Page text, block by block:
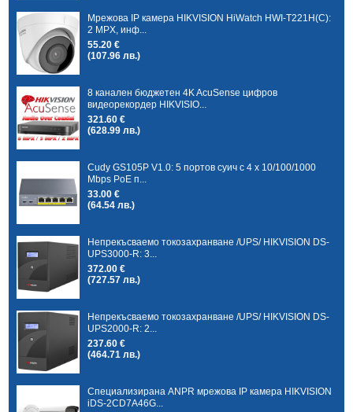
Мрежова IP камера HIKVISION HiWatch HWI-T221H(C):
2 MPX, инф...
55.20 €
(107.96 лв.)
8 канален бюджетен 4K AcuSense цифров
видеорекордер HIKVISIO...
321.60 €
(628.99 лв.)
Cudy GS105P V1.0: 5 портов суич с 4 x 10/100/1000
Mbps PoE п...
33.00 €
(64.54 лв.)
Непрекъсваемо токозахранване /UPS/ HIKVISION DS-
UPS3000-R: 3...
372.00 €
(727.57 лв.)
Непрекъсваемо токозахранване /UPS/ HIKVISION DS-
UPS2000-R: 2...
237.60 €
(464.71 лв.)
Специализирана ANPR мрежова IP камера HIKVISION
iDS-2CD7A46G...